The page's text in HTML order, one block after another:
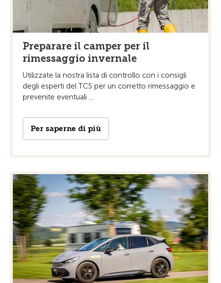
Preparare il camper per il
rimessaggio invernale
Utilizzate la nostra lista di controllo con i consigli
degli esperti del TCS per un corretto rimessaggio e
prevenite eventuali ...
Per saperne di più